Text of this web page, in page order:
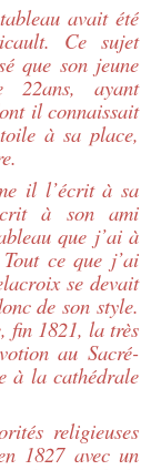
avait été
Ce sujet
que son jeune
22ans, ayant
il connaissait
à sa place,
il l’écrit à sa
à son ami
que j’ai à
ce que j’ai
se devait
de son style.
fin 1821, la très
au Sacré-
à la cathédrale
religieuses
1827 avec un